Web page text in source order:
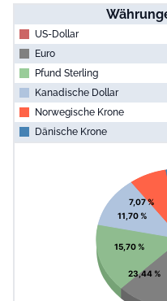
US-Dollar
Euro
Pfund Sterling
Kanadische Dollar
Norwegische Krone
Dänische Krone
Pie chart with
View as data
23,44 %
15,70 %
11,70 %
7,07 %